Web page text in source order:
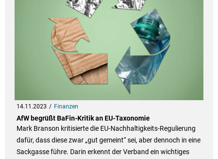
14.11.2023 Finanzen
AfW begrüßt BaFin-Kritik an EU-Taxonomie
Mark Branson kritisierte die EU-Nachhaltigkeits-Regulierung
dafür, dass diese zwar „gut gemeint“ sei, aber dennoch in eine
Sackgasse führe. Darin erkennt der Verband ein wichtiges